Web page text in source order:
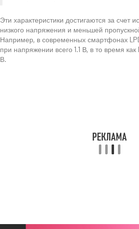
Эти характеристики достигаются за счет
низкого напряжения и меньшей
Например, в современных смартфонах
при напряжении всего 1.1 В, в то время
В.